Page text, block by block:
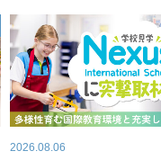
2026.08.06